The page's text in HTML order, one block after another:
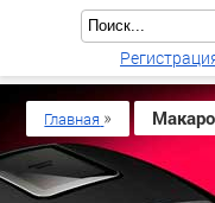
Главная »